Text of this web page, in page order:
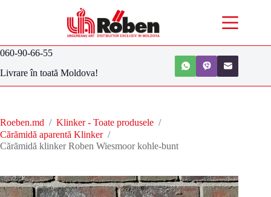
060-90-66-55
Livrare în toată Moldova!
Roeben.md / Klinker - Toate produsele /
Cărămidă aparentă Klinker /
Cărămidă klinker Roben Wiesmoor kohle-bunt